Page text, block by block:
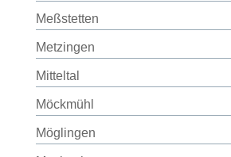
Meßstetten
Metzingen
Mitteltal
Möckmühl
Möglingen